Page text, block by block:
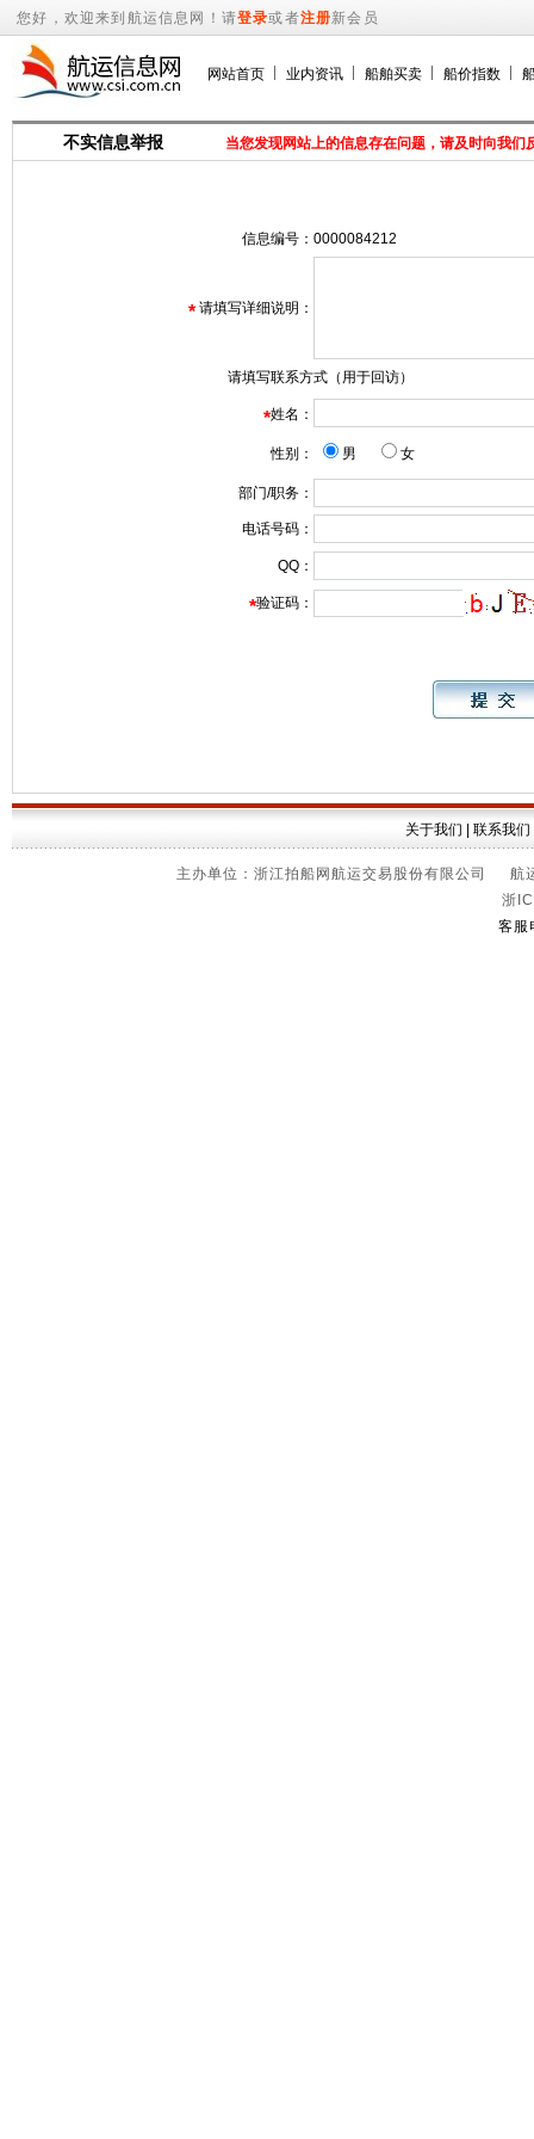
您好，欢迎来到航运信息网！请登录或者注册新会员
网站首页 业内资讯 船舶买卖 船价指数
不实信息举报 当您发现网站上的信息存在问题，请及时向我们
信息编号： 0000084212
* 请填写详细说明：
请填写联系方式（用于回访）
*姓名：
性别： 男 女
部门/职务：
电话号码：
QQ：
*验证码：
关于我们 联系我们
主办单位：浙江拍船网航运交易股份有限公司
浙
客服